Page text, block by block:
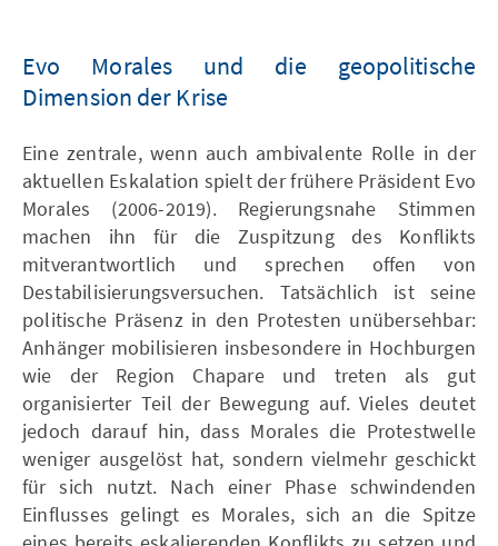
Evo Morales und die geopolitische
Dimension der Krise
Eine zentrale, wenn auch ambivalente Rolle in der
aktuellen Eskalation spielt der frühere Präsident Evo
Morales (2006-2019). Regierungsnahe Stimmen
machen ihn für die Zuspitzung des Konflikts
mitverantwortlich und sprechen offen von
Destabilisierungsversuchen. Tatsächlich ist seine
politische Präsenz in den Protesten unübersehbar:
Anhänger mobilisieren insbesondere in Hochburgen
wie der Region Chapare und treten als gut
organisierter Teil der Bewegung auf. Vieles deutet
jedoch darauf hin, dass Morales die Protestwelle
weniger ausgelöst hat, sondern vielmehr geschickt
für sich nutzt. Nach einer Phase schwindenden
Einflusses gelingt es Morales, sich an die Spitze